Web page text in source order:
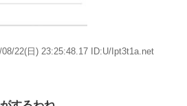
08/22(日) 23:25:48.17 ID:U/Ipt3t1a.net